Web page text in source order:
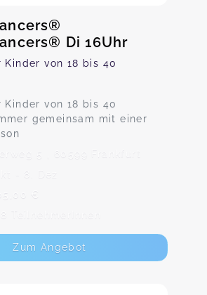
Di 16Uhr
Kinder von 18 bis 40
Kinder von 18 bis 40
gemeinsam mit einer
5 , 60599 Frankfurt
- 8. Dez
€
TeilnehmerInnen
Zum Angebot